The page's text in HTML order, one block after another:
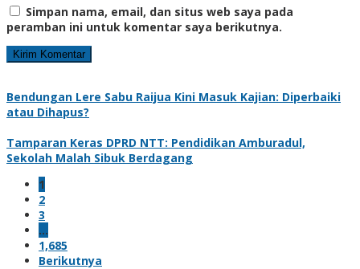
Simpan nama, email, dan situs web saya pada
peramban ini untuk komentar saya berikutnya.
Bendungan Lere Sabu Raijua Kini Masuk Kajian: Diperbaiki
atau Dihapus?
Tamparan Keras DPRD NTT: Pendidikan Amburadul,
Sekolah Malah Sibuk Berdagang
1
2
3
…
1,685
Berikutnya